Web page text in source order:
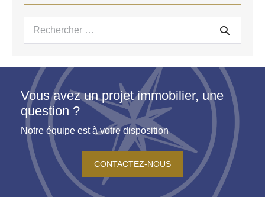
Recherche
Vous avez un projet immobilier, une
question ?
Notre équipe est à votre disposition
CONTACTEZ-NOUS